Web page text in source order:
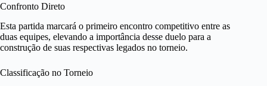
Confronto Direto
Esta partida marcará o primeiro encontro competitivo entre as
duas equipes, elevando a importância desse duelo para a
construção de suas respectivas legados no torneio.
Classificação no Torneio